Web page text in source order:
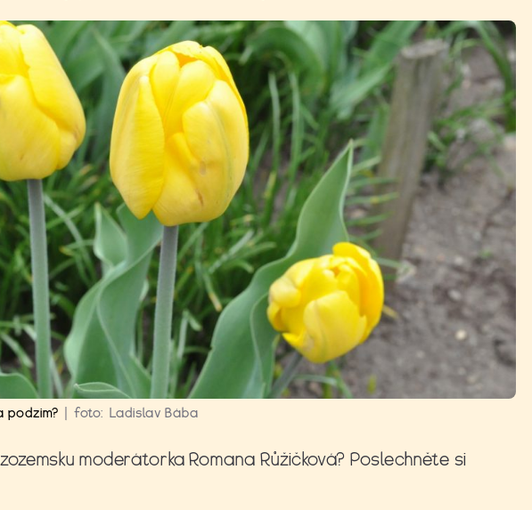
podzim? foto: Ladislav Bába
moderátorka Romana Růžičková? Poslechněte si